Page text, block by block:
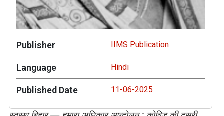
Publisher IIMS Publication
Language Hindi
Published Date 11-06-2025